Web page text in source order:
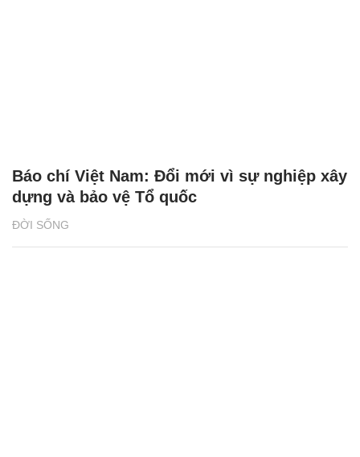
ĐỜI SỐNG
Báo chí Việt Nam: Đổi mới vì sự nghiệp xây
dựng và bảo vệ Tổ quốc